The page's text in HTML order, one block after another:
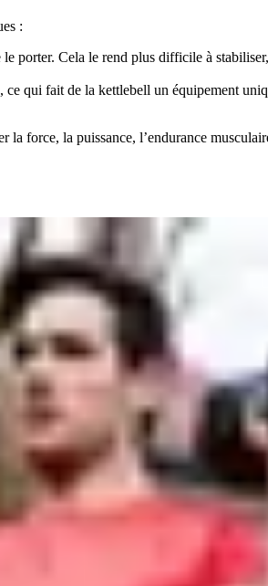
:
porter. Cela le rend plus difficile à
qui fait de la kettlebell un équipement
force, la puissance, l’endurance